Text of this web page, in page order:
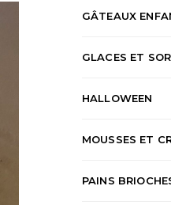
GÂTEAUX
GLACES ET
HALLOWEEN
MOUSSES ET
PAINS